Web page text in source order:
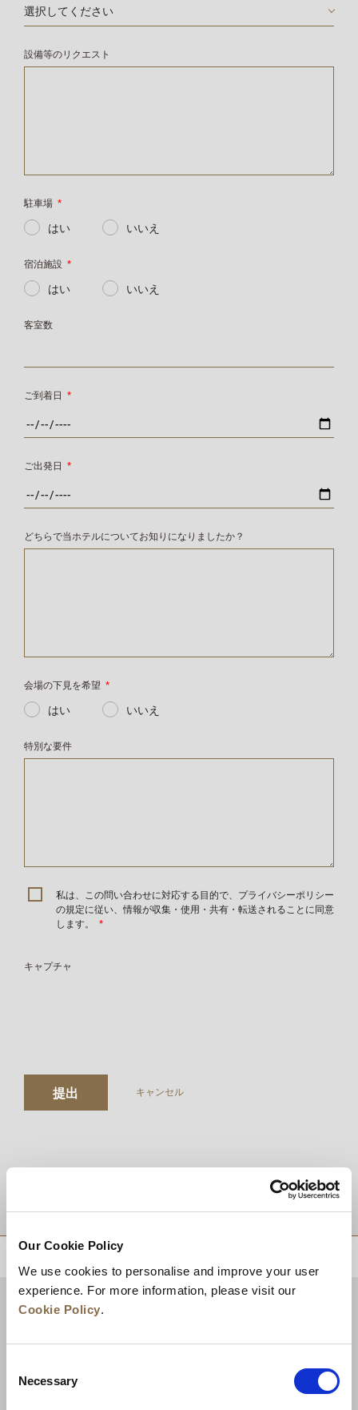
Our Cookie Policy
We use cookies to personalise and improve your user
experience. For more information, please visit our
Cookie Policy.
Selection
Necessary
設備等のリクエスト
駐車場 *
はい いいえ
宿泊施設 *
はい いいえ
客室数
ご到着日 *
ご出発日 *
どちらで当ホテルについてお知りになりましたか？
会場の下見を希望 *
はい いいえ
特別な要件
私は、この問い合わせに対応する目的で、プライバシーポリシー
の規定に従い、情報が収集・使用・共有・転送されることに同意
します。
*
キャプチャ
提出 キャンセル